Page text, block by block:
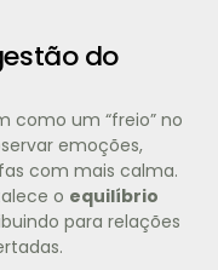
do
como um “freio” no
emoções,
com mais calma.
o equilíbrio
para relações